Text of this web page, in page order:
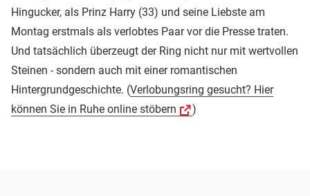
Hingucker, als Prinz Harry (33) und seine Liebste am
Montag erstmals als verlobtes Paar vor die Presse traten.
Und tatsächlich überzeugt der Ring nicht nur mit wertvollen
Steinen - sondern auch mit einer romantischen
Hintergrundgeschichte. (Verlobungsring gesucht? Hier
können Sie in Ruhe online stöbern
)